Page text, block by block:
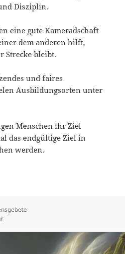
Disziplin.
eine gute Kameradschaft
dem anderen hilft,
Strecke bleibt.
und faires
Ausbildungsorten unter
Menschen ihr Ziel
das endgültige Ziel in
werden.
zu Segenswünsche für Auszubildende